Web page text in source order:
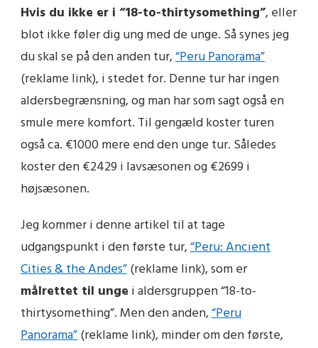
Hvis du ikke er i “18-to-thirtysomething”, eller
blot ikke føler dig ung med de unge. Så synes jeg
du skal se på den anden tur,“Peru Panorama”
(reklame link), i stedet for. Denne tur har ingen
aldersbegrænsning, og man har som sagt også en
smule mere komfort. Til gengæld koster turen
også ca. €1000 mere end den unge tur. Således
koster den €2429 i lavsæsonen og €2699 i
højsæsonen.
Jeg kommer i denne artikel til at tage
udgangspunkt i den første tur,“Peru: Ancient
Cities & the Andes”(reklame link), som er
målrettet til unge i aldersgruppen “18-to-
thirtysomething”. Men den anden,“Peru
Panorama”(reklame link), minder om den første,